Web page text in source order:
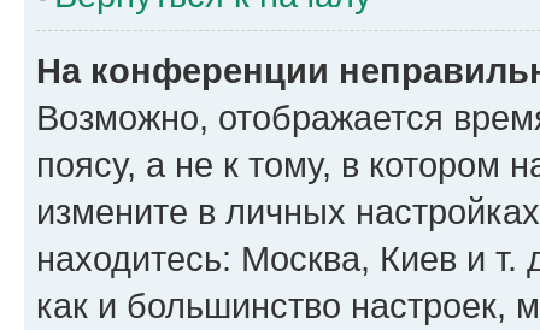
На конференции
Возможно, отображается
поясу, а не к тому, в котором
измените в личных
находитесь: Москва, Киев и т.
как и большинство настроек,